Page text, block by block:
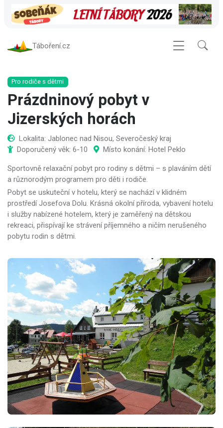
Táboření.cz
Pro rodiče s dětmi
Prázdninový pobyt v
Jizerských horách
Lokalita: Jablonec nad Nisou, Severočeský kraj
Doporučený věk: 6-10
Místo konání: Hotel Peklo
Sportovně relaxační pobyt pro rodiny s dětmi – s plaváním dětí
a různorodým programem pro děti i rodiče.
Pobyt se uskuteční v hotelu, který se nachází v klidném
prostředí Josefova Dolu. Krásná okolní příroda, vybavení hotelu
i služby nabízené hotelem, který je zaměřený na dětskou
rekreaci, přispívají ke strávení příjemného a ničím nerušeného
pobytu rodin s dětmi.